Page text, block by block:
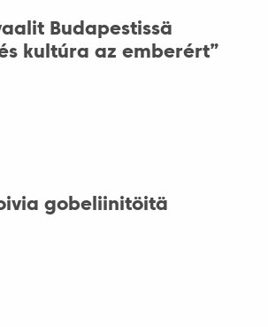
Budapestissä
kultúra az emberért”
gobeliinitöitä